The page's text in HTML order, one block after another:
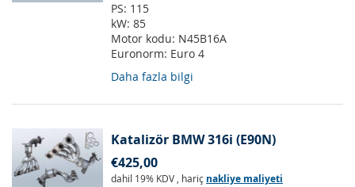
PS: 115
kW: 85
Motor kodu: N45B16A
Euronorm: Euro 4
Daha fazla bilgi
Katalizör BMW 316i (E90N)
€425,00
dahil 19% KDV , hariç nakliye maliyeti